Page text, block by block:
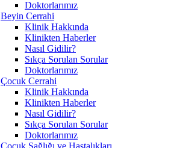
Doktorlarımız
Beyin Cerrahi
Klinik Hakkında
Klinikten Haberler
Nasıl Gidilir?
Sıkça Sorulan Sorular
Doktorlarımız
Çocuk Cerrahi
Klinik Hakkında
Klinikten Haberler
Nasıl Gidilir?
Sıkça Sorulan Sorular
Doktorlarımız
Çocuk Sağlığı ve Hastalıkları